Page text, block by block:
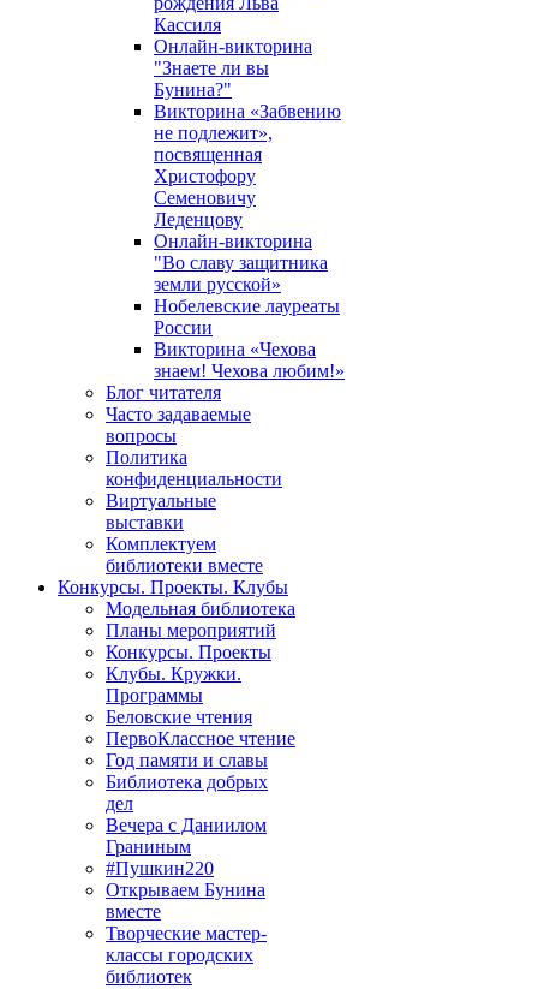
Кассиля
Онлайн-викторина
"Знаете ли вы
Бунина?"
Викторина «Забвению
не подлежит»,
посвященная
Христофору
Семеновичу
Леденцову
Онлайн-викторина
"Во славу защитника
земли русской»
Нобелевские лауреаты
России
Викторина «Чехова
знаем! Чехова любим!»
Блог читателя
Часто задаваемые
вопросы
Политика
конфиденциальности
Виртуальные
выставки
Комплектуем
библиотеки вместе
Конкурсы. Проекты. Клубы
Модельная библиотека
Планы мероприятий
Конкурсы. Проекты
Клубы. Кружки.
Программы
Беловские чтения
ПервоКлассное чтение
Год памяти и славы
Библиотека добрых
дел
Вечера с Даниилом
Граниным
#Пушкин220
Открываем Бунина
вместе
Творческие мастер-
классы городских
библиотек